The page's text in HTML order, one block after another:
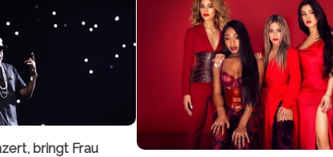
bringt Frau